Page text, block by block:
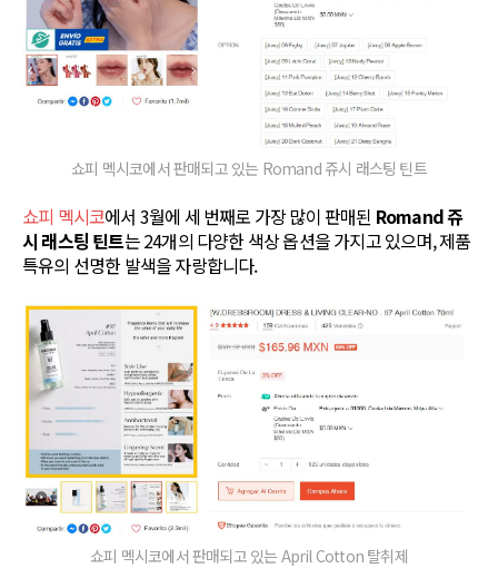
쇼피 멕시코에서 판매되고 있는 Romand 쥬시 래스팅 틴트
쇼피 멕시코에서 3월에 세 번째로 가장 많이 판매된 Romand 쥬
시 래스팅 틴트는 24개의 다양한 색상 옵션을 가지고 있으며, 제품
특유의 선명한 발색을 자랑합니다.
쇼피 멕시코에서 판매되고 있는 April Cotton 탈취제